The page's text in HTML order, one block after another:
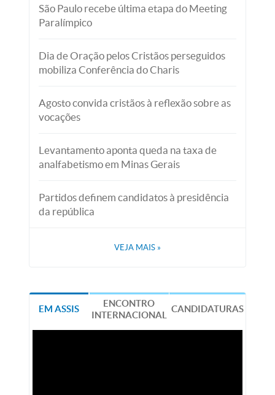
São Paulo recebe última etapa do Meeting
Paralímpico
Dia de Oração pelos Cristãos perseguidos
mobiliza Conferência do Charis
Agosto convida cristãos à reflexão sobre as
vocações
Levantamento aponta queda na taxa de
analfabetismo em Minas Gerais
Partidos definem candidatos à presidência
da república
VEJA MAIS »
EM ASSIS
ENCONTRO
INTERNACIONAL
CANDIDATURAS